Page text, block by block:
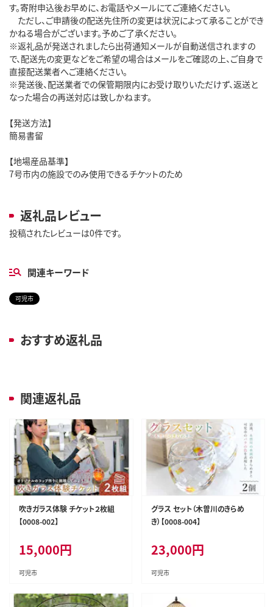
す。寄附申込後お早めに、お電話やメールにてご連絡ください。
ただし、ご申請後の配送先住所の変更は状況によって承ることができ
かねる場合がございます。予めご了承ください。
※返礼品が発送されましたら出荷通知メールが自動送信されますの
で、配送先の変更などをご希望の場合はメールをご確認の上、ご自身で
直接配送業者へご連絡ください。
※発送後、配送業者での保管期限内にお受け取りいただけず、返送と
なった場合の再送対応は致しかねます。
【発送方法】
簡易書留
【地場産品基準】
7号市内の施設でのみ使用できるチケットのため
返礼品レビュー
投稿されたレビューは0件です。
関連キーワード
可児市
おすすめ返礼品
関連返礼品
吹きガラス体験 チケット２枚組
【0008-002】
15,000円
可児市
グラス セット（木曽川のきらめ
き）【0008-004】
23,000円
可児市